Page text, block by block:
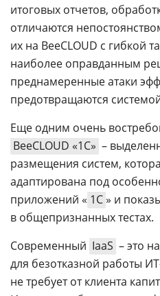
итоговых отчетов,
отличаются
их на BeeCLOUD с гибкой
наиболее оправданным
преднамеренные атаки
предотвращаются
Еще одним очень
BeeCLOUD «1С» –
размещения систем,
адаптирована под
приложений « 1С» и
в общепризнанных тестах.
Современный IaaS – это
для безотказной работы
не требует от клиента